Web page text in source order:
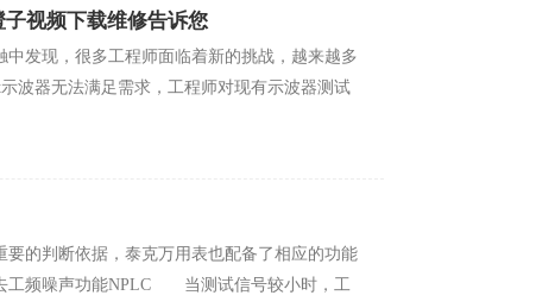
子视频下载维修告诉您
，很多工程师面临着新的挑战，越来越多
器无法满足需求，工程师对现有示波器测试
判断依据，泰克万用表也配备了相应的功能
工频噪声功能NPLC 当测试信号较小时，工